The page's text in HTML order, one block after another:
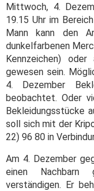
Mittwoch, 4.
19.15 Uhr im
Mann kann den
dunkelfarbenen
Kennzeichen)
gewesen sein.
4. Dezember
beobachtet. Oder
Bekleidungsstücke
soll sich mit der
22) 96 80 in
Am 4. Dezember
einen Nachbarn
verständigen. Er